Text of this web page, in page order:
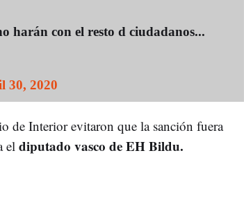
harán con el resto d ciudadanos...
30, 2020
de Interior evitaron que la sanción fuera
el diputado vasco de EH Bildu.